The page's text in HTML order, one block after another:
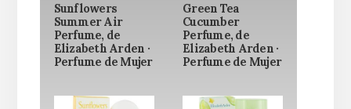
Sunflowers
Summer Air
Perfume, de
Elizabeth Arden ·
Perfume de Mujer
Green Tea
Cucumber
Perfume, de
Elizabeth Arden ·
Perfume de Mujer